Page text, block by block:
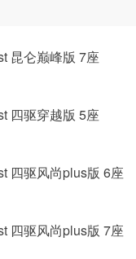
昆仑巅峰版 7座
四驱穿越版 5座
四驱风尚plus版 6座
四驱风尚plus版 7座